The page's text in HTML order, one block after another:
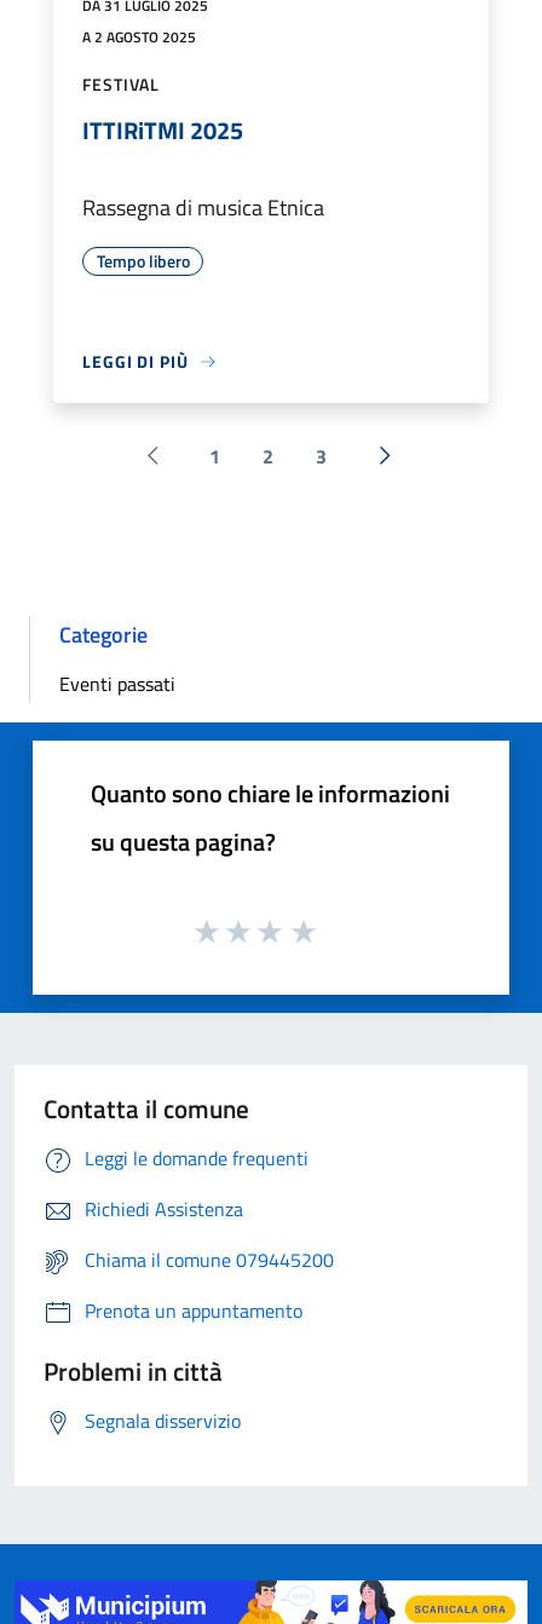
DA 31 LUGLIO 2025
A 2 AGOSTO 2025
FESTIVAL
ITTIRiTMI 2025
Rassegna di musica Etnica
Tempo libero
LEGGI DI PIÙ
Pagina precedente
1 2 3 Successiva »
Categorie
Eventi passati
Quanto sono chiare le informazioni
su questa pagina?
Contatta il comune
Leggi le domande frequenti
Richiedi Assistenza
Chiama il comune 079445200
Prenota un appuntamento
Problemi in città
Segnala disservizio